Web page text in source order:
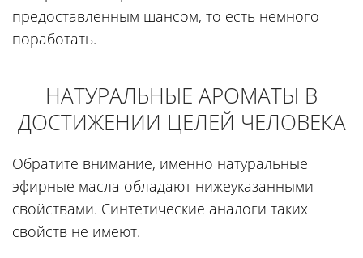
предоставленным шансом, то есть немного
поработать.
НАТУРАЛЬНЫЕ АРОМАТЫ В
ДОСТИЖЕНИИ ЦЕЛЕЙ ЧЕЛОВЕКА
Обратите внимание, именно натуральные
эфирные масла обладают нижеуказанными
свойствами. Синтетические аналоги таких
свойств не имеют.